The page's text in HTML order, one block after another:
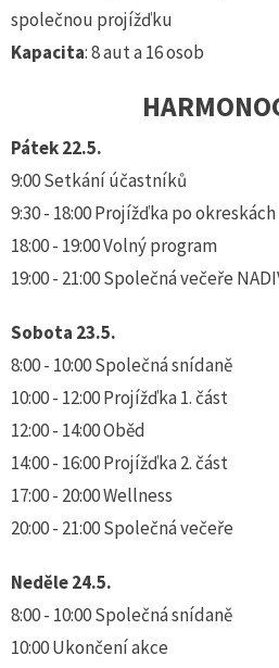
společnou projížďku
Kapacita: 8 aut a 16 osob
Pátek 22.5.
9:00 Setkání účastníků
9:30 - 18:00 Projížďka po okreskách
18:00 - 19:00 Volný program
19:00 - 21:00 Společná večeře
Sobota 23.5.
8:00 - 10:00 Společná snídaně
10:00 - 12:00 Projížďka 1. část
12:00 - 14:00 Oběd
14:00 - 16:00 Projížďka 2. část
17:00 - 20:00 Wellness
20:00 - 21:00 Společná večeře
Neděle 24.5.
8:00 - 10:00 Společná snídaně
10:00 Ukončení akce